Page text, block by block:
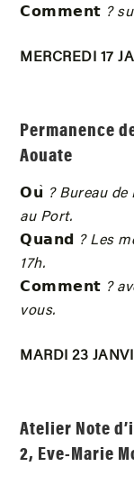
𝗖𝗼𝗺𝗺𝗲𝗻𝘁 ?
MERCREDI 17
Permanence
Aouate
𝗢𝘂
? Bureau
au Port.
𝗤𝘂𝗮𝗻𝗱 ? Les
17h.
𝗖𝗼𝗺𝗺𝗲𝗻𝘁 ?
vous.
MARDI 23
Atelier Note
2, Eve-Marie